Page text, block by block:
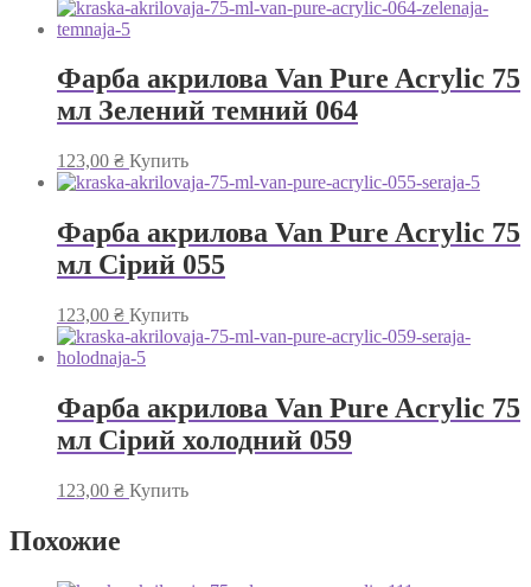
Фарба акрилова Van Pure Acrylic 75
мл Зелений темний 064
123,00 ₴ Купить
Фарба акрилова Van Pure Acrylic 75
мл Сірий 055
123,00 ₴ Купить
Фарба акрилова Van Pure Acrylic 75
мл Сірий холодний 059
123,00 ₴ Купить
Похожие